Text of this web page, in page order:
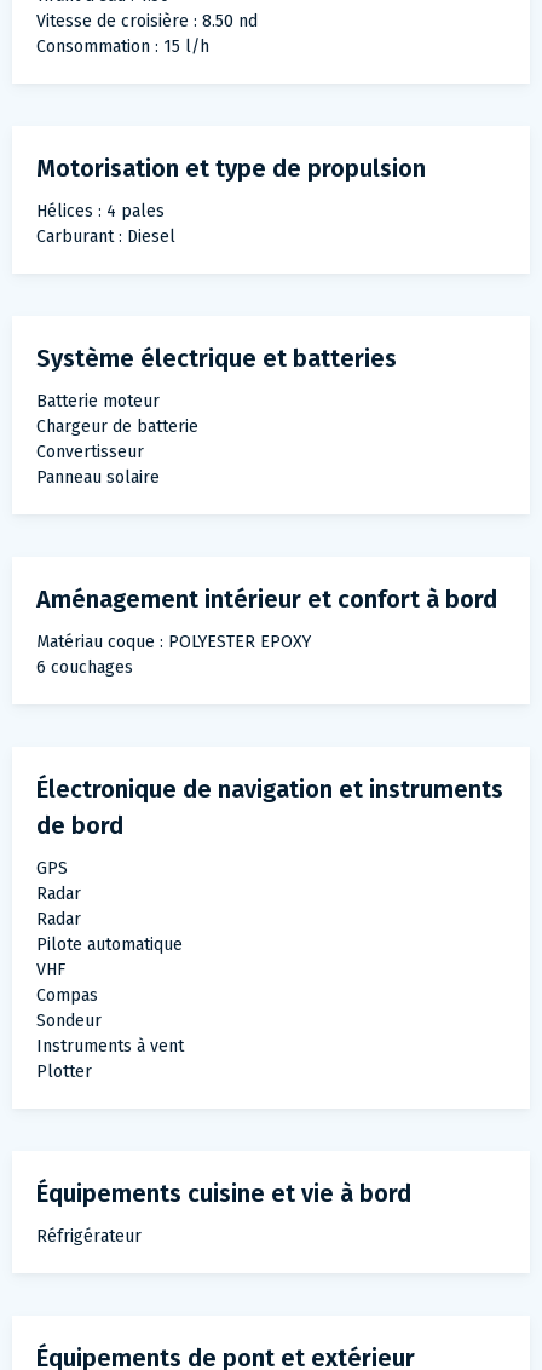
Vitesse de croisière : 8.50 nd
Consommation : 15 l/h
Motorisation et type de propulsion
Hélices : 4 pales
Carburant : Diesel
Système électrique et batteries
Batterie moteur
Chargeur de batterie
Convertisseur
Panneau solaire
Aménagement intérieur et confort à bord
Matériau coque : POLYESTER EPOXY
6 couchages
Électronique de navigation et instruments
de bord
GPS
Radar
Radar
Pilote automatique
VHF
Compas
Sondeur
Instruments à vent
Plotter
Équipements cuisine et vie à bord
Réfrigérateur
Équipements de pont et extérieur